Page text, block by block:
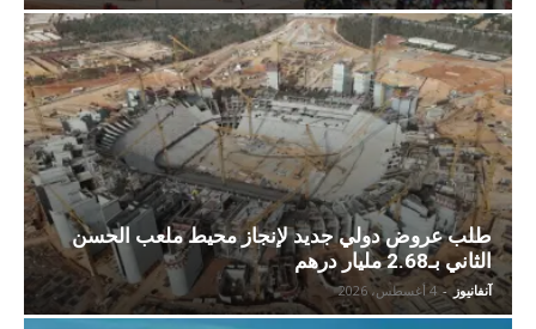
طلب عروض دولي جديد لإنجاز محيط ملعب الحسن
الثاني بـ2.68 مليار درهم
آنفانيوز - 4 أغسطس، 2026